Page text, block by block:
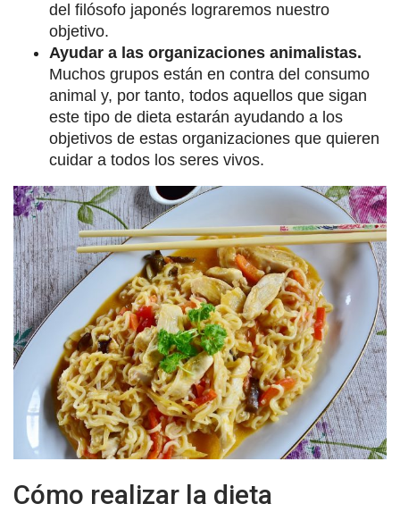
del filósofo japonés lograremos nuestro
objetivo.
Ayudar a las organizaciones animalistas.
Muchos grupos están en contra del consumo
animal y, por tanto, todos aquellos que sigan
este tipo de dieta estarán ayudando a los
objetivos de estas organizaciones que quieren
cuidar a todos los seres vivos.
Cómo realizar la dieta